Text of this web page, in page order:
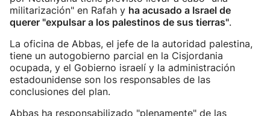
militarización" en Rafah y ha acusado a Israel de
querer "expulsar a los palestinos de sus tierras".
La oficina de Abbas, el jefe de la autoridad palestina,
tiene un autogobierno parcial en la Cisjordania
ocupada, y el Gobierno israelí y la administración
estadounidense son los responsables de las
conclusiones del plan.
Abbas ha responsabilizado "plenamente" de las